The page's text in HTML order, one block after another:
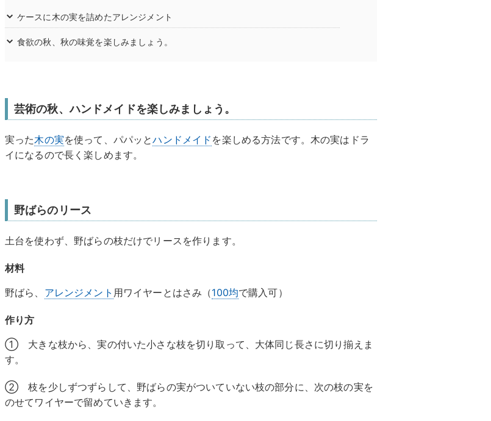
ケースに木の実を詰めたアレンジメント
食欲の秋、秋の味覚を楽しみましょう。
芸術の秋、ハンドメイドを楽しみましょう。
実った木の実を使って、パパッとハンドメイド を楽しめる方法です。木の実はドラ
イになるので長く楽しめます。
野ばらのリース
土台を使わず、野ばらの枝だけでリースを作ります。
材料
野ばら、 アレンジメント 用ワイヤーとはさみ（100均で購入可）
作り方
① 大きな枝から、実の付いた小さな枝を切り取って、大体同じ長さに切り揃えま
す。
② 枝を少しずつずらして、野ばらの実がついていない枝の部分に、次の枝の実を
のせてワイヤーで留めていきます。